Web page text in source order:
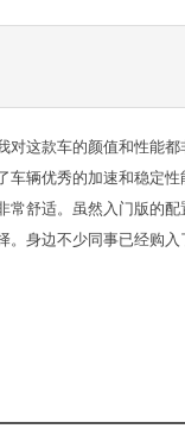
这款车的颜值和性能
辆优秀的加速和稳定性
舒适。虽然入门版的
。身边不少同事已经购入